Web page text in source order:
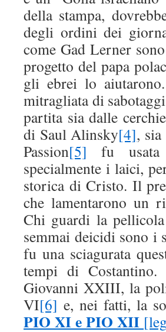
della stampa,
degli ordini dei
come Gad Lerner
progetto del papa
gli ebrei lo
mitragliata di
partita sia dalle
di Saul Alinsky[4],
Passion[5] fu usata
specialmente i laici,
storica di Cristo. Il
che lamentarono un
Chi guardi la
semmai deicidi sono i
fu una sciagurata
tempi di
Giovanni XXIII, la
VI[6] e, nei fatti, la
PIO XI e PIO XII